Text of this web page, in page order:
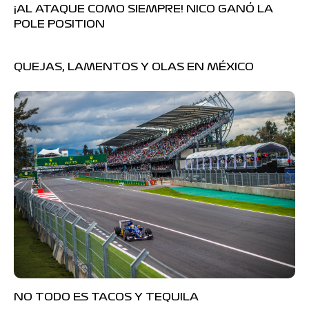
¡AL ATAQUE COMO SIEMPRE! NICO GANÓ LA
POLE POSITION
QUEJAS, LAMENTOS Y OLAS EN MÉXICO
NO TODO ES TACOS Y TEQUILA